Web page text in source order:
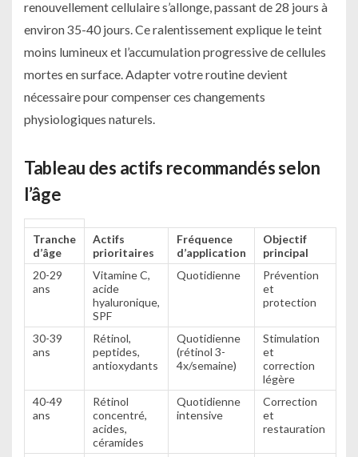
renouvellement cellulaire s’allonge, passant de 28 jours à
environ 35-40 jours. Ce ralentissement explique le teint
moins lumineux et l’accumulation progressive de cellules
mortes en surface. Adapter votre routine devient
nécessaire pour compenser ces changements
physiologiques naturels.
Tableau des actifs recommandés selon
l’âge
Tranche
d’âge
Actifs
prioritaires
Fréquence
d’application
Objectif
principal
20-29
ans
Vitamine C,
acide
hyaluronique,
SPF
Quotidienne
Prévention
et
protection
30-39
ans
Rétinol,
peptides,
antioxydants
Quotidienne
(rétinol 3-
4x/semaine)
Stimulation
et
correction
légère
40-49
ans
Rétinol
concentré,
acides,
céramides
Quotidienne
intensive
Correction
et
restauration